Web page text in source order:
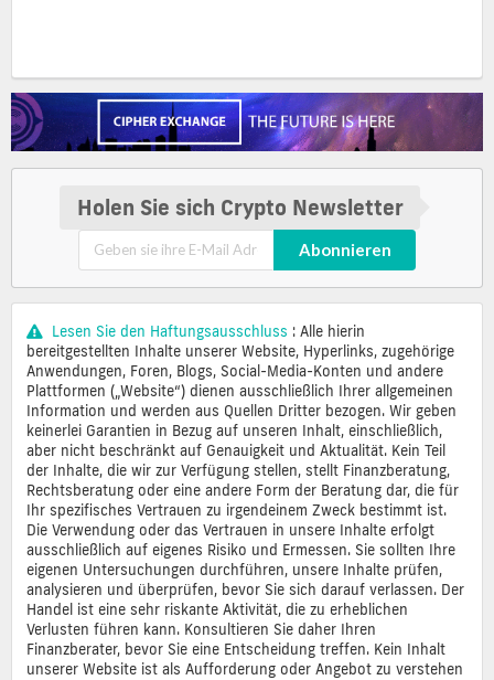
Holen Sie sich Crypto Newsletter
Abonnieren
Lesen Sie den Haftungsausschluss : Alle hierin
bereitgestellten Inhalte unserer Website, Hyperlinks, zugehörige
Anwendungen, Foren, Blogs, Social-Media-Konten und andere
Plattformen („Website“) dienen ausschließlich Ihrer allgemeinen
Information und werden aus Quellen Dritter bezogen. Wir geben
keinerlei Garantien in Bezug auf unseren Inhalt, einschließlich,
aber nicht beschränkt auf Genauigkeit und Aktualität. Kein Teil
der Inhalte, die wir zur Verfügung stellen, stellt Finanzberatung,
Rechtsberatung oder eine andere Form der Beratung dar, die für
Ihr spezifisches Vertrauen zu irgendeinem Zweck bestimmt ist.
Die Verwendung oder das Vertrauen in unsere Inhalte erfolgt
ausschließlich auf eigenes Risiko und Ermessen. Sie sollten Ihre
eigenen Untersuchungen durchführen, unsere Inhalte prüfen,
analysieren und überprüfen, bevor Sie sich darauf verlassen. Der
Handel ist eine sehr riskante Aktivität, die zu erheblichen
Verlusten führen kann. Konsultieren Sie daher Ihren
Finanzberater, bevor Sie eine Entscheidung treffen. Kein Inhalt
unserer Website ist als Aufforderung oder Angebot zu verstehen